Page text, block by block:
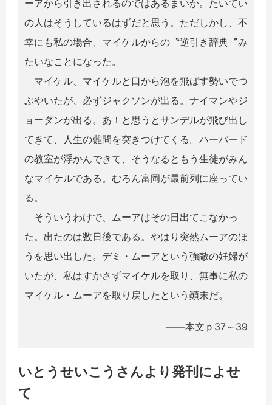
ーアから引き出されるのではあるまいか。たいてい
の人はそうしているはずだと思う。ただしかし、不
幸にも私の場合、マイケルからの〝逆引き辞典〞み
たいなことになった。
マイケル、マイケルと口から泡を飛ばす勢いでつ
ぶやいたが、必ずジャクソンが出る。ナイマンやジ
ョーダンが出る。あ！と思うとサンデルが飛び出し
てきて、人生の難問を突きつけてくる。ハーバード
の教室が浮かんできて、そうなるともう生徒がみん
なマイケルである。むろん富岡が最前列に座ってい
る。
そういうわけで、ムーアはその日出てこなかっ
た。出たのは数日後である。やはり突然ムーアのほ
うを思い出した。デミ・ムーアという強敵の妊婦が
いたが、私はすかさずマイケルを取り、無事に私の
マイケル・ムーアを取り戻したという顚末だ。
――本文ｐ37～39
いとうせいこうさんより発刊によせ
て